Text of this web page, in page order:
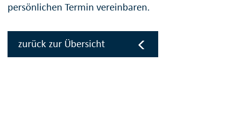
persönlichen Termin vereinbaren.
zurück zur Übersicht